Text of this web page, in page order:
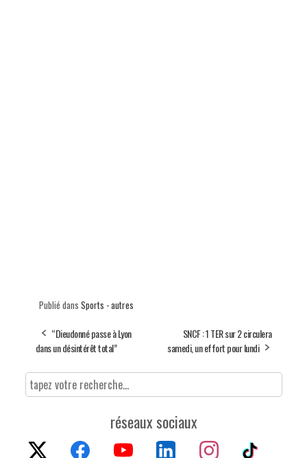
Publié dans Sports - autres
“Dieudonné passe à Lyon
dans un désintérêt total”
SNCF : 1 TER sur 2 circulera
samedi, un effort pour lundi
réseaux sociaux